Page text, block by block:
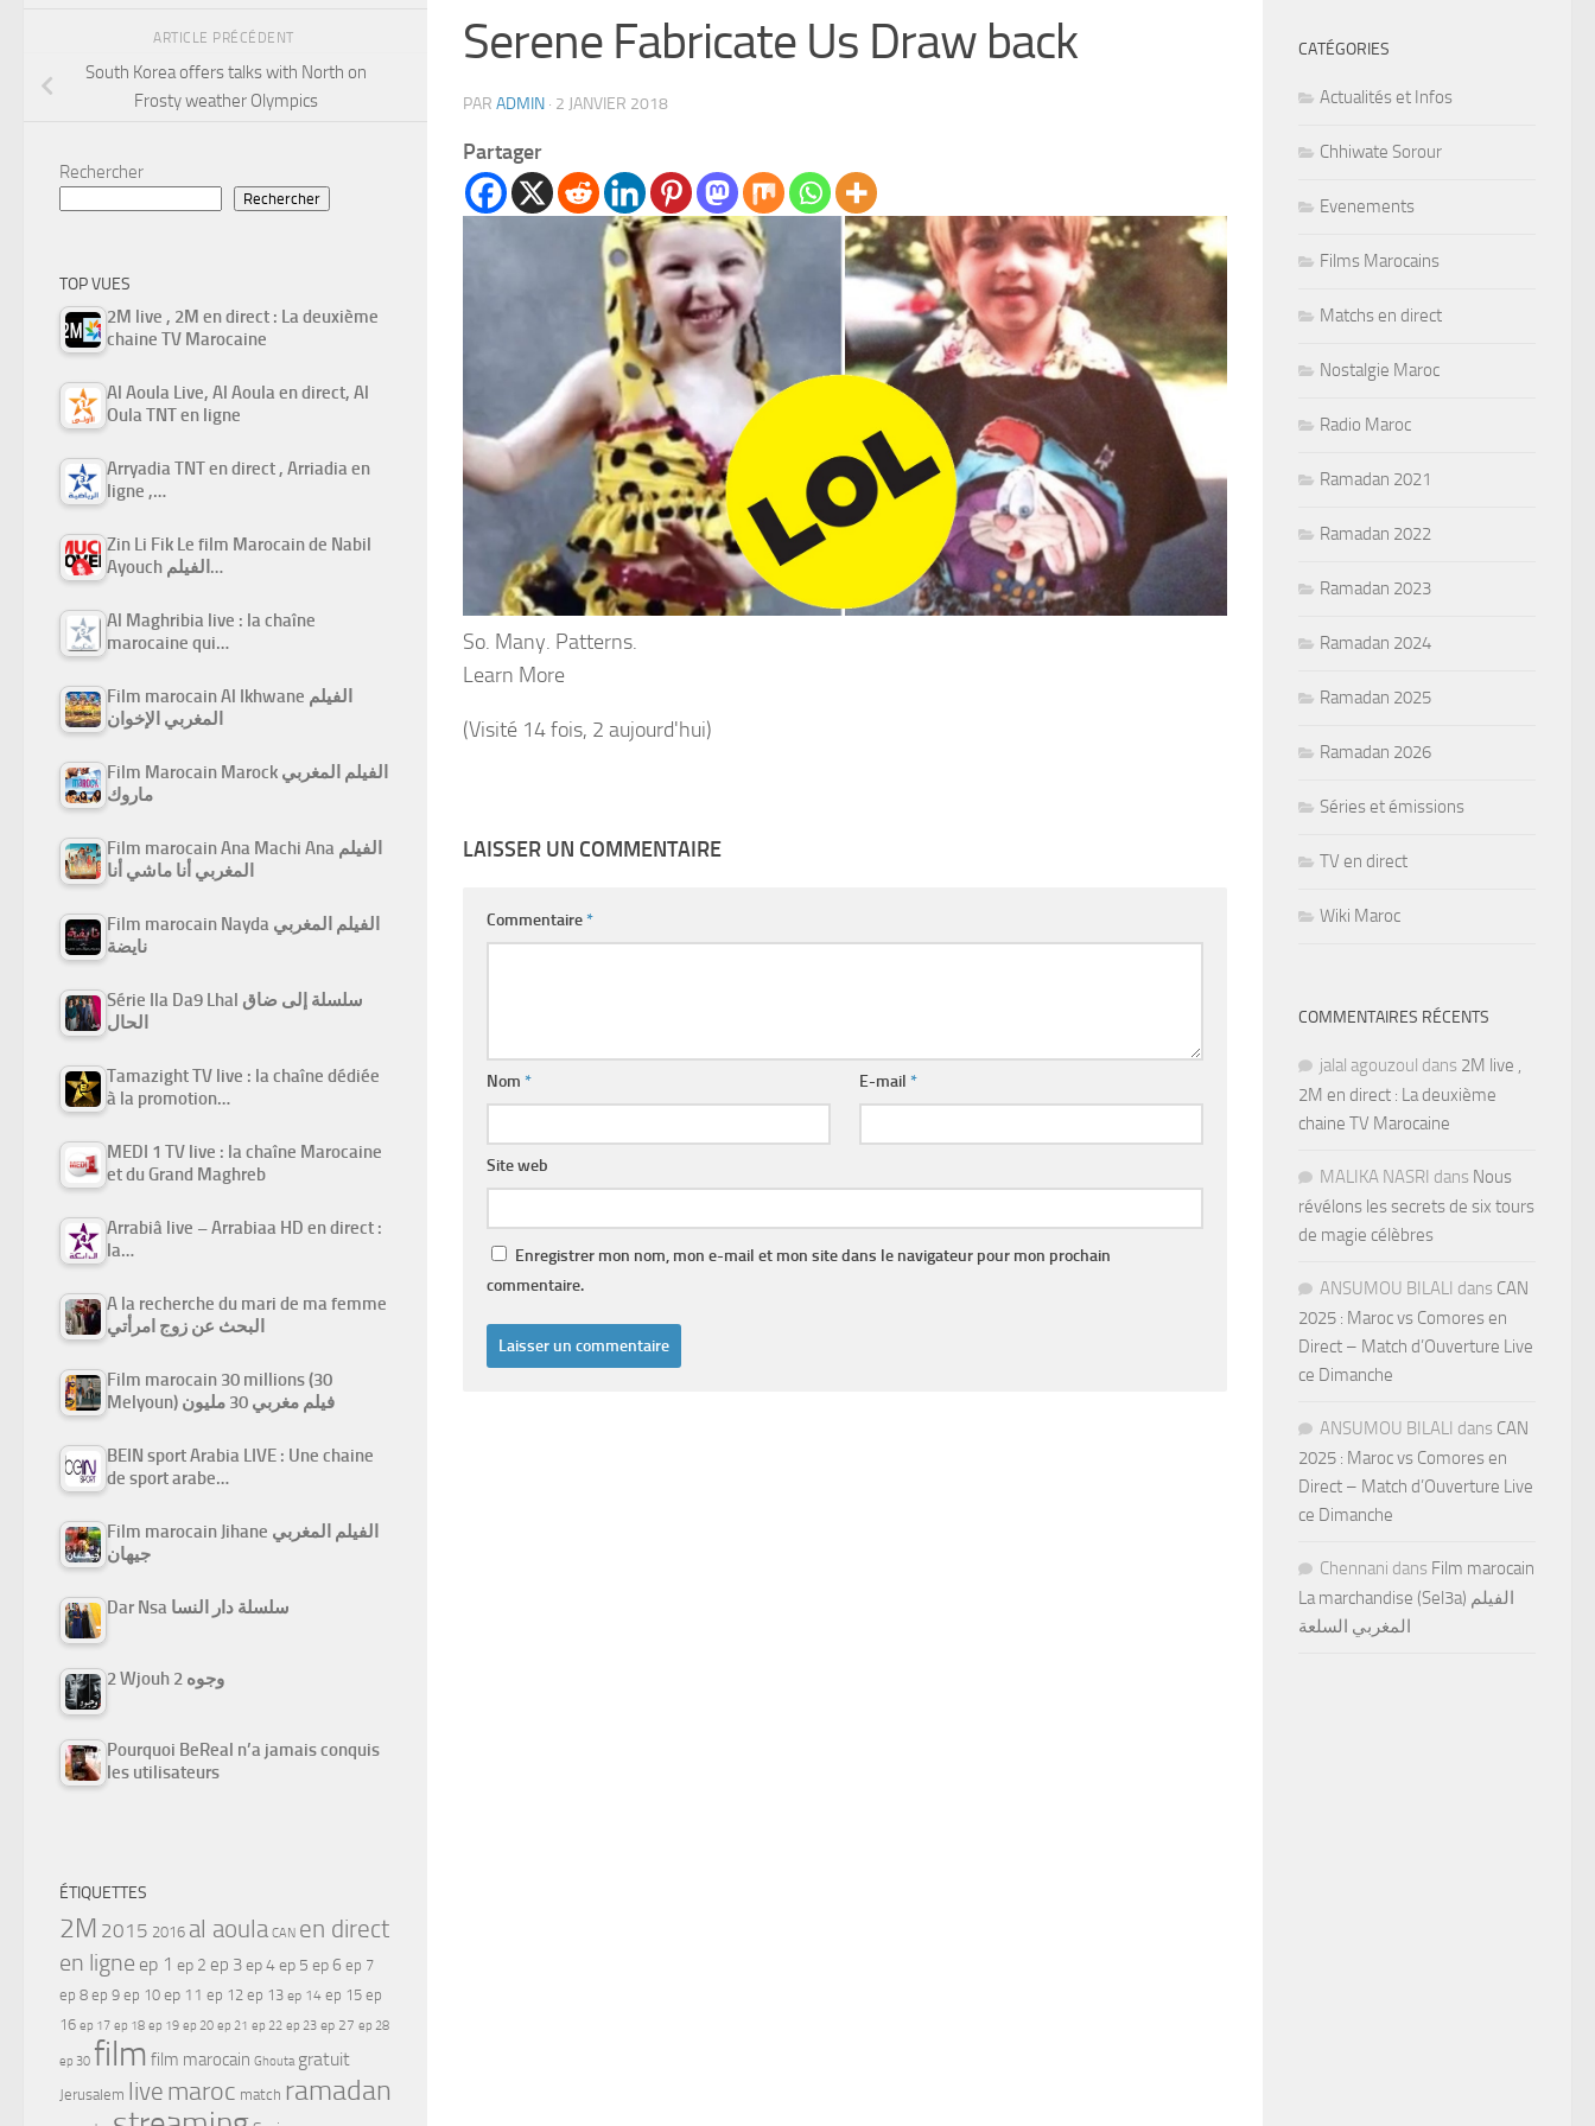
Serene Fabricate Us Draw back
PAR ADMIN · 2 JANVIER 2018
Partager
So. Many. Patterns.
Learn More
(Visité 14 fois, 2 aujourd'hui)
LAISSER UN COMMENTAIRE
Commentaire*
Nom * E-mail*
Site web
Enregistrer mon nom, mon e-mail et mon site dans le navigateur pour mon prochain
commentaire.
ARTICLE PRÉCÉDENT
South Korea offers talks with North on
Frosty weather Olympics
Rechercher
Rechercher
TOP VUES
2M live , 2M en direct : La deuxième
chaine TV Marocaine
Al Aoula Live, Al Aoula en direct, Al
Oula TNT en ligne
Arryadia TNT en direct , Arriadia en
ligne ,…
Zin Li Fik Le film Marocain de Nabil
Ayouch الفيلم…
Al Maghribia live : la chaîne
marocaine qui…
Film marocain Al Ikhwane الفيلم
المغربي الإخوان
Film Marocain Marock الفيلم المغربي
ماروك
Film marocain Ana Machi Ana الفيلم
المغربي أنا ماشي أنا
Film marocain Nayda الفيلم المغربي
نايضة
Série Ila Da9 Lhal سلسلة إلى ضاق
الحال
Tamazight TV live : la chaîne dédiée
à la promotion…
MEDI 1 TV live : la chaîne Marocaine
et du Grand Maghreb
Arrabiâ live – Arrabiaa HD en direct :
la…
A la recherche du mari de ma femme
البحث عن زوج امرأتي
Film marocain 30 millions (30
Melyoun) فيلم مغربي 30 مليون
BEIN sport Arabia LIVE : Une chaine
de sport arabe…
Film marocain Jihane الفيلم المغربي
جيهان
Dar Nsa سلسلة دار النسا
2 Wjouh 2 وجوه
Pourquoi BeReal n’a jamais conquis
les utilisateurs
ÉTIQUETTES
2M 2015 2016 al aoula CAN en direct
en ligne ep 1 ep 2 ep 3ep 4ep 5 ep 6 ep 7
ep 8 ep 9 ep 10 ep 11 ep 12 ep 13 ep 14 ep 15 ep
16 ep 17 ep 18 ep 19 ep 20 ep 21 ep 22 ep 23 ep 27 ep 28
ep 30 film film marocain Ghouta gratuit
Jerusalem live maroc match ramadan
CATÉGORIES
Actualités et Infos
Chhiwate Sorour
Evenements
Films Marocains
Matchs en direct
Nostalgie Maroc
Radio Maroc
Ramadan 2021
Ramadan 2022
Ramadan 2023
Ramadan 2024
Ramadan 2025
Ramadan 2026
Séries et émissions
TV en direct
Wiki Maroc
COMMENTAIRES RÉCENTS
jalal agouzoul dans 2M live ,
2M en direct : La deuxième
chaine TV Marocaine
MALIKA NASRI dans Nous
révélons les secrets de six tours
de magie célèbres
ANSUMOU BILALI dans CAN
2025 : Maroc vs Comores en
Direct – Match d’Ouverture Live
ce Dimanche
ANSUMOU BILALI dans CAN
2025 : Maroc vs Comores en
Direct – Match d’Ouverture Live
ce Dimanche
Chennani dans Film marocain
La marchandise (Sel3a) الفيلم
المغربي السلعة